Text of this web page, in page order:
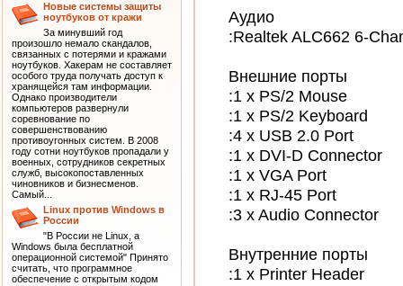
Аудио
:Realtek ALC662 6-
Внешние порты
:1 x PS/2 Mouse
:1 x PS/2 Keyboard
:4 x USB 2.0 Port
:1 x DVI-D Connector
:1 x VGA Port
:1 x RJ-45 Port
:3 x Audio Connector
Внутренние порты
:1 x Printer Header
Новые системы защиты
ноутбуков от кражи
За минувший год
произошло немало скандалов,
связанных с потерями и кражами
ноутбуков. Хакерам не составляет
особого труда получать доступ к
хранящейся там информации.
Однако производители
компьютеров развернули
соревнование по
совершенствованию
противоугонных систем. В 2008
году сотни ноутбуков пропадали у
военных, сотрудников секретных
служб, высокопоставленных
чиновников и бизнесменов.
Самый...
Linux против Windows в
России
"В России не Linux, а
Windows была бесплатной
операционной системой" Принято
считать, что программное
обеспечение с открытым кодом